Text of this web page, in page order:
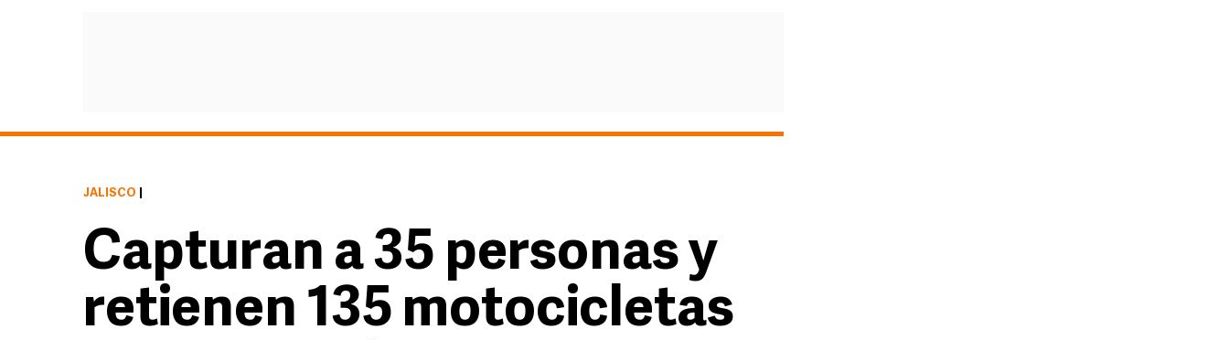
JALISCO
Capturan a 35 personas y
retienen 135 motocicletas